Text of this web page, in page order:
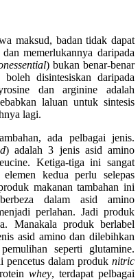
maksud, badan tidak dapat
memerlukannya daripada
) bukan benar-benar
disintesiskan daripada
dan arginine adalah
laluan untuk sintesis
lagi.
ada pelbagai jenis.
) adalah 3 jenis asid amino
Ketiga-tiga ini sangat
kedua perlu selepas
makanan tambahan ini
dalam asid amino
perlahan. Jadi produk
Manakala produk berlabel
asid amino dan dilebihkan
seperti glutamine.
pencetus dalam produk nitric
whey, terdapat pelbagai